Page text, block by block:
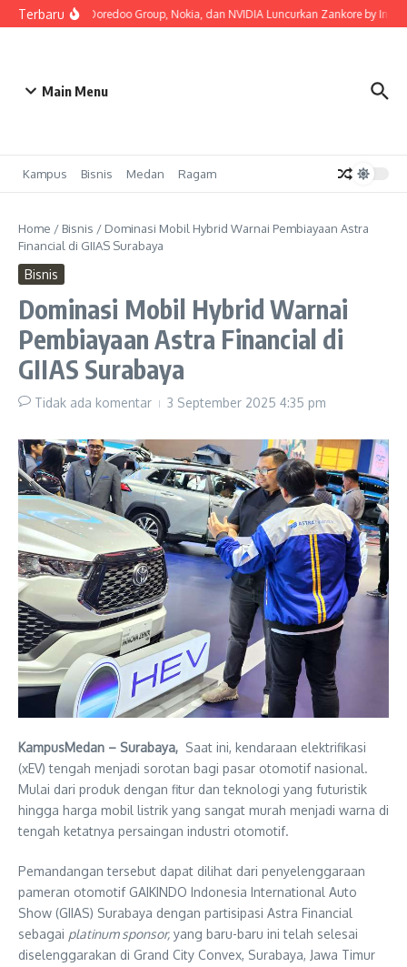
Lewati ke konten
Terbaru
Indosat, Ooredoo Group, Nokia, dan NVIDIA Luncurkan Zankore by
Main Menu
Kampus Bisnis Medan Ragam
Home / Bisnis / Dominasi Mobil Hybrid Warnai Pembiayaan Astra
Financial di GIIAS Surabaya
Bisnis
Dominasi Mobil Hybrid Warnai
Pembiayaan Astra Financial di
GIIAS Surabaya
Tidak ada komentar 3 September 2025 4:35 pm
KampusMedan – Surabaya, Saat ini, kendaraan elektrifikasi
(xEV) tengah menjadi sorotan bagi pasar otomotif nasional.
Mulai dari produk dengan fitur dan teknologi yang futuristik
hingga harga mobil listrik yang sangat murah menjadi warna di
tengah ketatnya persaingan industri otomotif.
Pemandangan tersebut dapat dilihat dari penyelenggaraan
pameran otomotif GAIKINDO Indonesia International Auto
Show (GIIAS) Surabaya dengan partisipasi Astra Financial
sebagai platinum sponsor, yang baru-baru ini telah selesai
diselenggarakan di Grand City Convex, Surabaya, Jawa Timur